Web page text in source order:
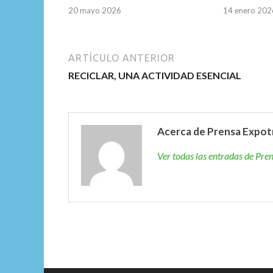
20 mayo 2026 14 enero
ARTÍCULO ANTERIOR
RECICLAR, UNA ACTIVIDAD ESENCIAL
Acerca de Prensa
Ver todas las entradas de